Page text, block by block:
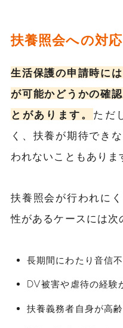
扶養照会への対応
生活保護の申請時に
が可能かどうかの確
とがあります。 ただ
く、扶養が期待でき
われないこともありま
扶養照会が行われに
性があるケースには次
長期間にわたり音信
DV被害や虐待の経験
扶養義務者自身が高